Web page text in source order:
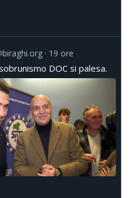
19 ore
DOC si palesa.